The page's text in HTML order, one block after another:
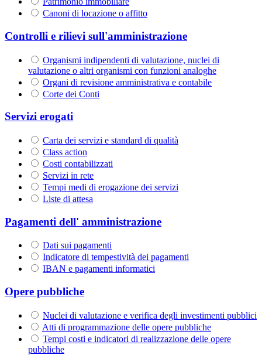
Canoni di locazione o affitto
Controlli e rilievi sull'amministrazione
Organismi indipendenti di valutazione, nuclei di
valutazione o altri organismi con funzioni analoghe
Organi di revisione amministrativa e contabile
Corte dei Conti
Servizi erogati
Carta dei servizi e standard di qualità
Class action
Costi contabilizzati
Servizi in rete
Tempi medi di erogazione dei servizi
Liste di attesa
Pagamenti dell' amministrazione
Dati sui pagamenti
Indicatore di tempestività dei pagamenti
IBAN e pagamenti informatici
Opere pubbliche
Nuclei di valutazione e verifica degli investimenti pubblici
Atti di programmazione delle opere pubbliche
Tempi costi e indicatori di realizzazione delle opere
pubbliche